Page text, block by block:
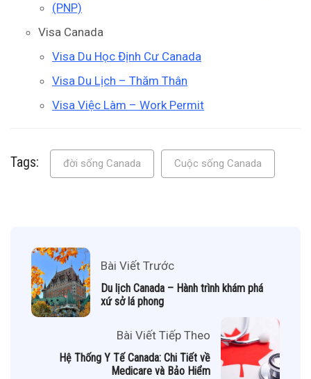
(PNP)
Visa Canada
Visa Du Học Định Cư Canada
Visa Du Lịch – Thăm Thân
Visa Việc Làm – Work Permit
Tags: đời sống Canada Cuộc sống Canada
Bài Viết Trước
Du lịch Canada – Hành trình khám phá
xứ sở lá phong
Bài Viết Tiếp Theo
Hệ Thống Y Tế Canada: Chi Tiết về
Medicare và Bảo Hiểm